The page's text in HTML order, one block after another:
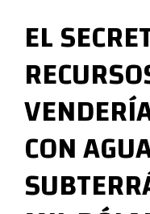
M
e
c
h
a
EL
CON